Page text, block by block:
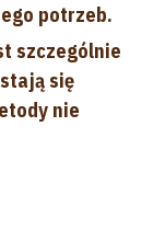
potrzeb.
szczególnie
się
nie